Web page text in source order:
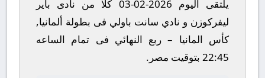
يلتقى اليوم 2026-02-03 كلا من نادى باير
ليفركوزن و نادي سانت باولي فى بطولة ألمانيا,
كأس المانيا – ربع النهائي فى تمام الساعه
22:45 بتوقيت مصر.